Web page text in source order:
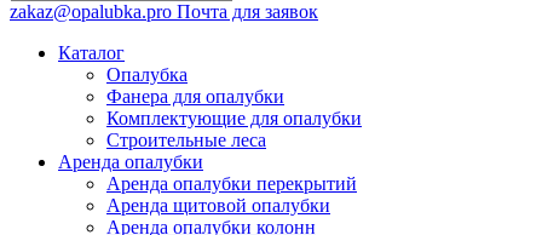
zakaz@opalubka.pro Почта для заявок
Каталог
Опалубка
Фанера для опалубки
Комплектующие для опалубки
Строительные леса
Аренда опалубки
Аренда опалубки перекрытий
Аренда щитовой опалубки
Аренда опалубки колонн